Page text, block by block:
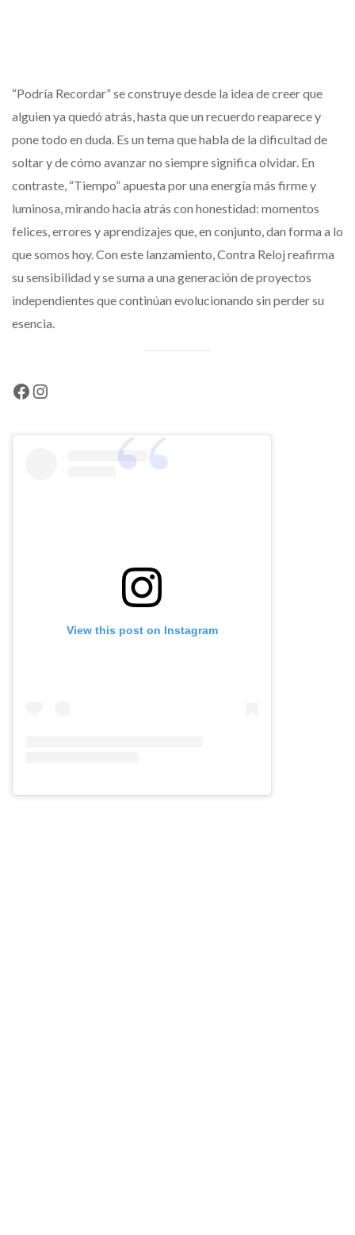
“Podría Recordar” se construye desde la idea de creer que
alguien ya quedó atrás, hasta que un recuerdo reaparece y
pone todo en duda. Es un tema que habla de la dificultad de
soltar y de cómo avanzar no siempre significa olvidar. En
contraste, “Tiempo” apuesta por una energía más firme y
luminosa, mirando hacia atrás con honestidad: momentos
felices, errores y aprendizajes que, en conjunto, dan forma a lo
que somos hoy. Con este lanzamiento, Contra Reloj reafirma
su sensibilidad y se suma a una generación de proyectos
independientes que continúan evolucionando sin perder su
esencia.
Facebook
Instagram
View this post on Instagram